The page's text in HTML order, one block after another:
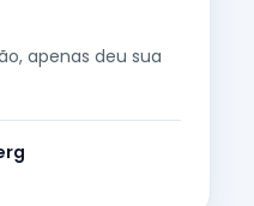
apenas deu sua